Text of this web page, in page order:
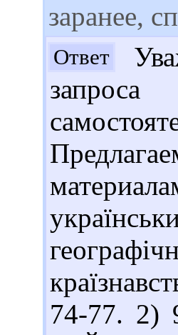
заранее,
Ответ
74-77. 2)